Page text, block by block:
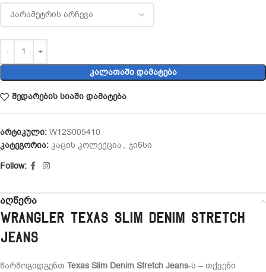
ᲙᲐᲚᲐᲗᲐᲨᲘ ᲓᲐᲛᲐᲢᲔᲑᲐ
შედარების სიაში დამატება
არტიკული: W12S005410
კატეგორია: კაცის კოლექცია , ჯინსი
Follow:
აღწერა
Wrangler Texas Slim Denim Stretch
Jeans
წარმოგიდგენთ Texas Slim Denim Stretch Jeans-ს – თქვენი